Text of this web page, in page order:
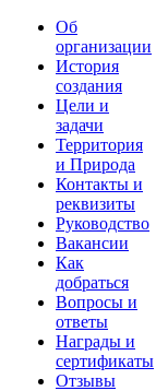
Об
организации
История
создания
Цели и
задачи
Территория
и Природа
Контакты и
реквизиты
Руководство
Вакансии
Как
добраться
Вопросы и
ответы
Награды и
сертификаты
Отзывы